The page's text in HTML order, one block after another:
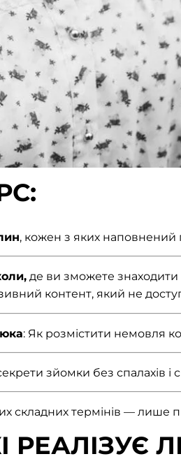
, кожен з яких
де ви зможете знаходити
контент, який не
: Як розмістити немовля
зйомки без спалахів
складних термінів — лише
РЕАЛІЗУЄ